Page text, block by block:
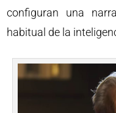
configuran una
habitual de la